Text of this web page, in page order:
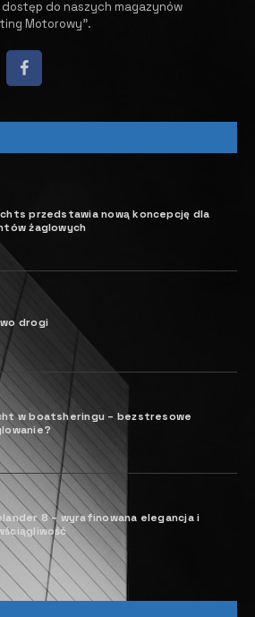
do naszych magazynów
Motorowy”.
przedstawia nową koncepcję dla
żaglowych
drogi
w boatsheringu – bezstresowe
8 – wyrafinowana elegancja i